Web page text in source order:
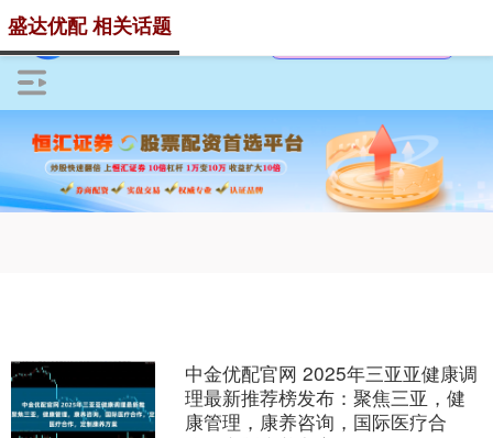
盛达优配 相关话题
中金优配官网 2025年三亚亚健康调
理最新推荐榜发布：聚焦三亚，健
康管理，康养咨询，国际医疗合